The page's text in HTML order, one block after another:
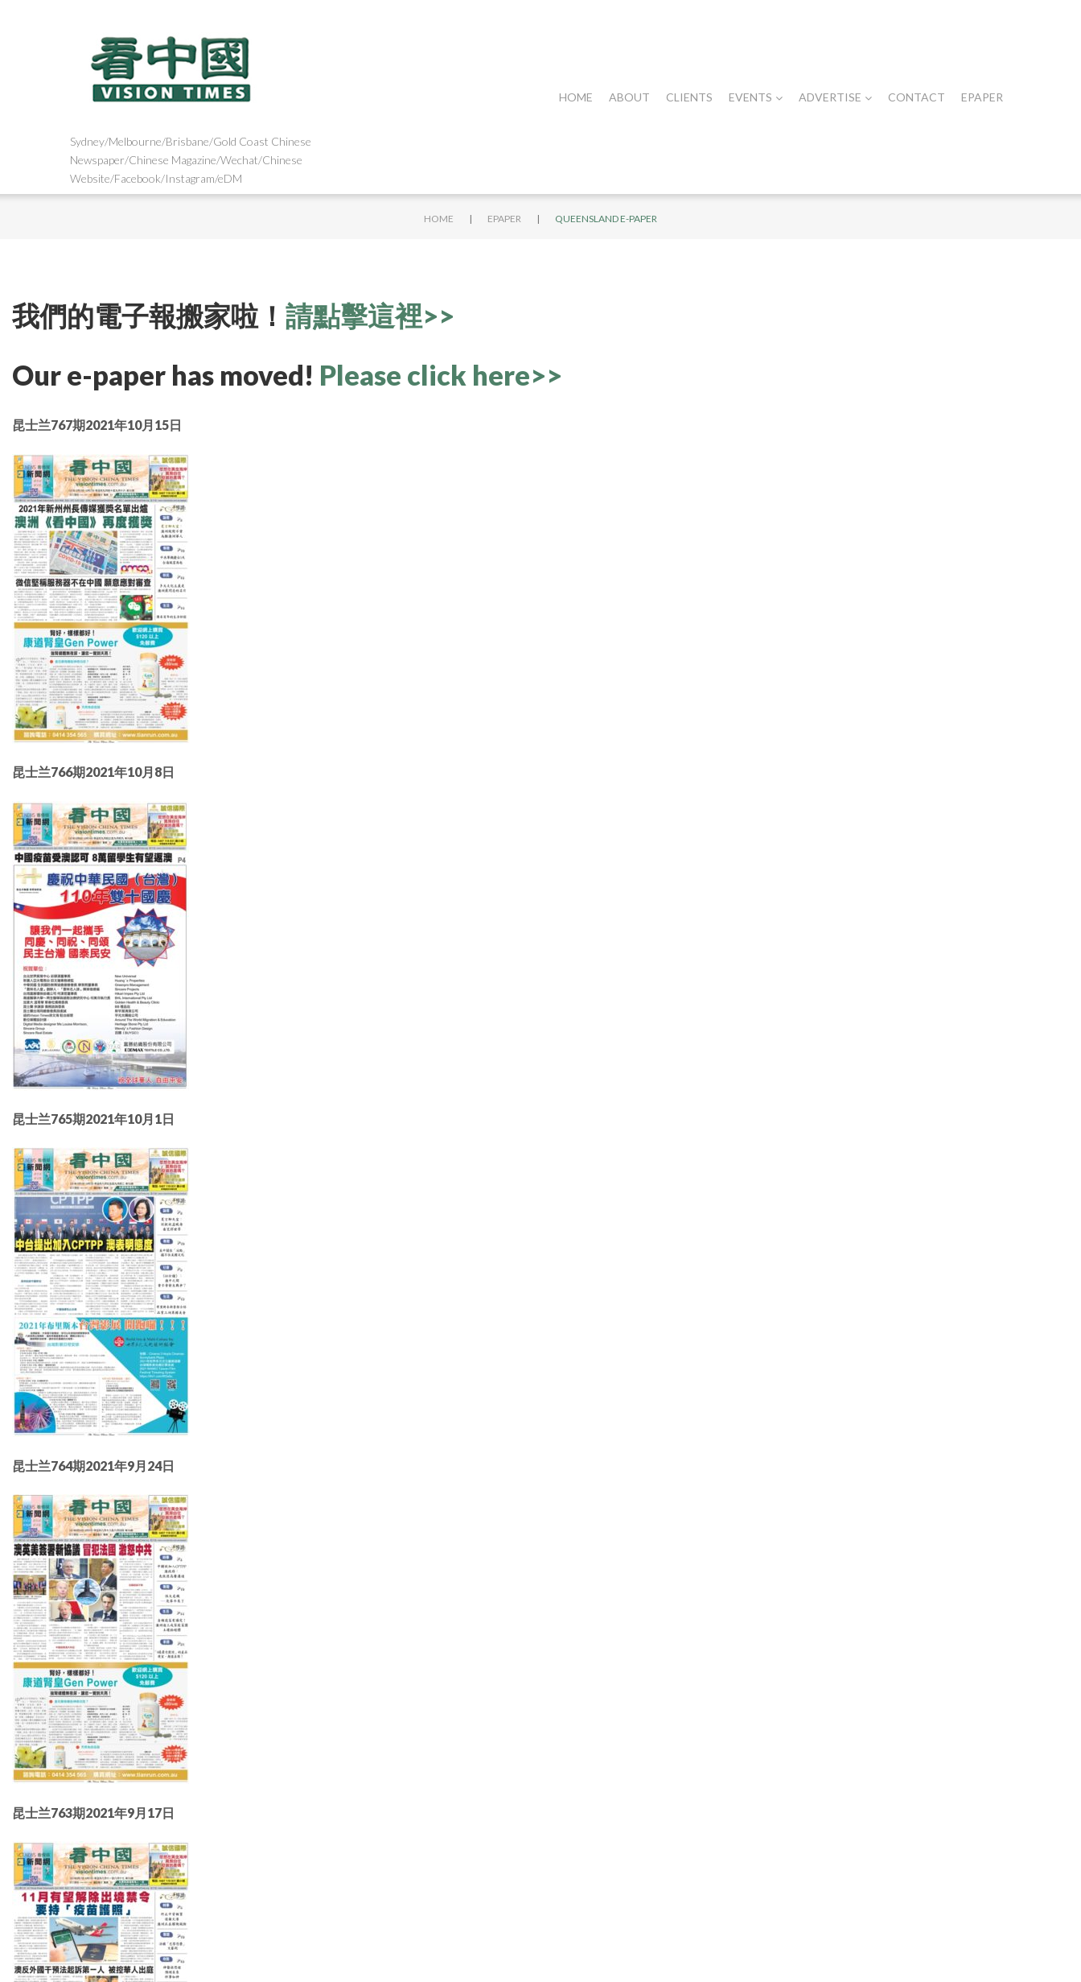
Sydney/Melbourne/Brisbane/Gold Coast Chinese
Newspaper/Chinese Magazine/Wechat/Chinese
Website/Facebook/Instagram/eDM
HOME ABOUT CLIENTS EVENTS ADVERTISE CONTACT EPAPER
HOME | EPAPER | QUEENSLAND E-PAPER
我們的電子報搬家啦！ 請點擊這裡>>
Our e-paper has moved! Please click here>>
昆士兰767期2021年10月15日
昆士兰766期2021年10月8日
昆士兰765期2021年10月1日
昆士兰764期2021年9月24日
昆士兰763期2021年9月17日